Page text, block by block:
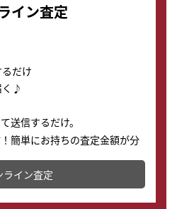
イン査定
だけ
く♪
送信するだけ。
簡単にお持ちの査定金額が分
ライン査定